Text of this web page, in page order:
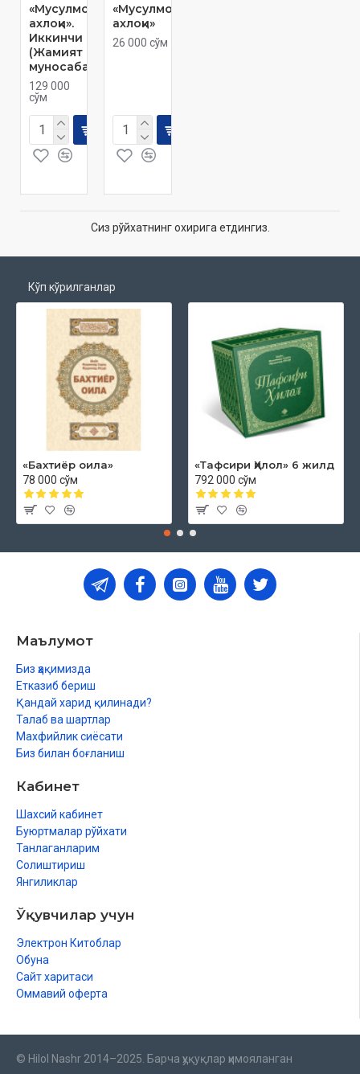
«Мусулмоннинг
ахлоқи».
Иккинчи китоб
(Жамият билан
муносабат)
129 000
сўм
«Мусулмоннинг
ахлоқи»
26 000 сўм
Сиз рўйхатнинг охирига етдингиз.
Кўп кўрилганлар
«Бахтиёр оила»
78 000 сўм
«Тафсири Ҳилол» 6 жилд
792 000 сўм
Маълумот
Биз ҳақимизда
Етказиб бериш
Қандай харид қилинади?
Талаб ва шартлар
Махфийлик сиёсати
Биз билан боғланиш
Кабинет
Шахсий кабинет
Буюртмалар рўйхати
Танлаганларим
Солиштириш
Янгиликлар
Ўқувчилар учун
Электрон Китоблар
Обуна
Сайт харитаси
Оммавий оферта
© Hilol Nashr 2014–2025. Барча ҳуқуқлар ҳимояланган